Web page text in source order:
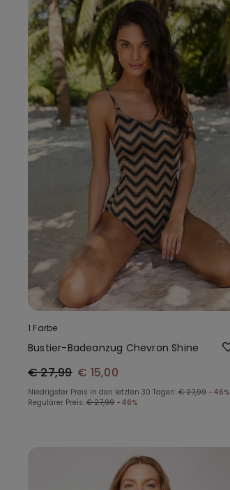
1 Farbe
Bustier-Badeanzug Chevron Shine
€ 27,99 € 15,00
Niedrigster Preis in den letzten 30 Tagen: € 27,99 -46%
Regulärer Preis: € 27,99 -46%